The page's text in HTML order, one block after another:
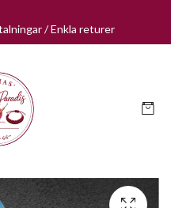
/ Enkla returer